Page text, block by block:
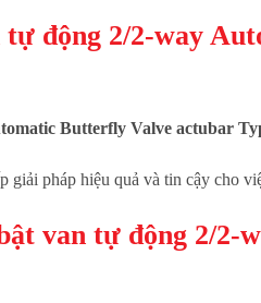
động 2/2-way
Butterfly Valve actubar
giải pháp hiệu quả và tin cậy cho
van tự động 2/2-